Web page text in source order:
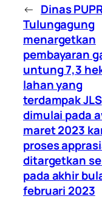
← Dinas
Tulungagung
menargetkan
pembayaran
untung 7,3
lahan yang
terdampak JLS
dimulai pada
maret 2023
proses
ditargetkan
pada akhir
februari 2023